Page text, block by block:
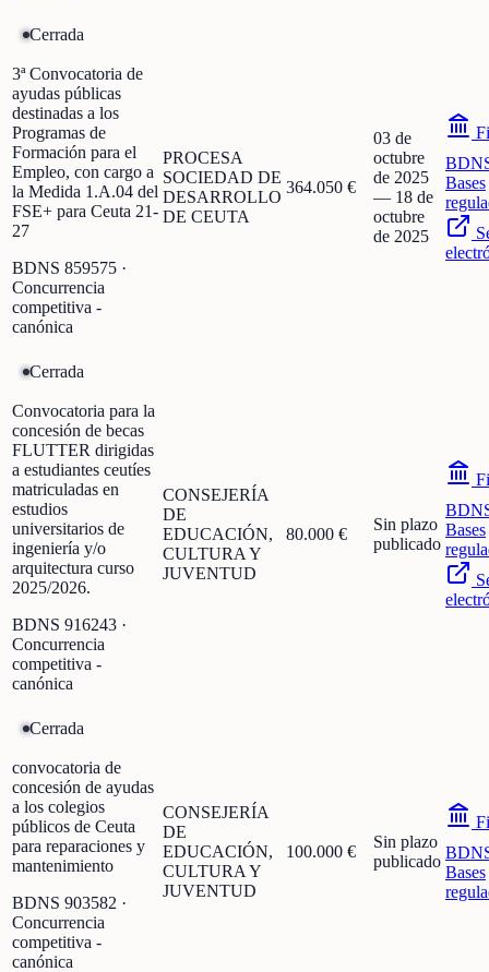
Cerrada
3ª Convocatoria de
ayudas públicas
destinadas a los
Programas de
Formación para el
Empleo, con cargo a
la Medida 1.A.04 del
FSE+ para Ceuta 21-
27
BDNS 859575 ·
Concurrencia
competitiva -
canónica
PROCESA
SOCIEDAD DE
DESARROLLO
DE CEUTA
364.050 €
03 de
octubre
de 2025
— 18 de
octubre
de 2025
Bases
Cerrada
Convocatoria para la
concesión de becas
FLUTTER dirigidas
a estudiantes ceutíes
matriculadas en
estudios
universitarios de
ingeniería y/o
arquitectura curso
2025/2026.
BDNS 916243 ·
Concurrencia
competitiva -
canónica
CONSEJERÍA
DE
EDUCACIÓN,
CULTURA Y
JUVENTUD
80.000 €
Sin plazo
publicado
Bases
Cerrada
convocatoria de
concesión de ayudas
a los colegios
públicos de Ceuta
para reparaciones y
mantenimiento
BDNS 903582 ·
Concurrencia
competitiva -
canónica
CONSEJERÍA
DE
EDUCACIÓN,
CULTURA Y
JUVENTUD
100.000 €
Sin plazo
publicado
Bases